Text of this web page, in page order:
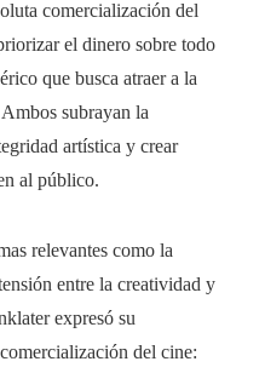
comercialización del
el dinero sobre todo
que busca atraer a la
subrayan la
artística y crear
al público.
relevantes como la
entre la creatividad y
expresó su
del cine: